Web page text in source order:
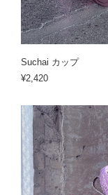
Suchai カップ
¥2,420